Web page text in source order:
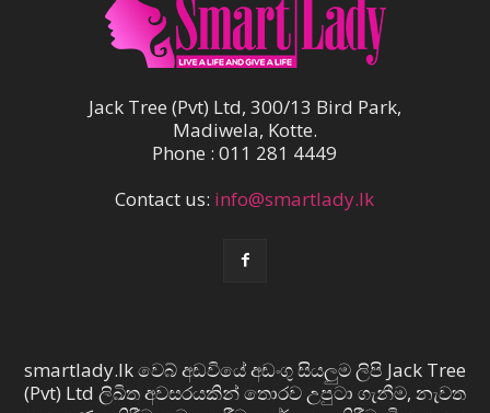
Jack Tree (Pvt) Ltd, 300/13 Bird Park,
Madiwela, Kotte.
Phone : 011 281 4449
Contact us: info@smartlady.lk
smartlady.lk වෙබ් අඩවියේ අඩංගු සියලුම ලිපි Jack Tree
(Pvt) Ltd ලිඛිත අවසරයකින් තොරව උපුටා ගැනීම, නැවත